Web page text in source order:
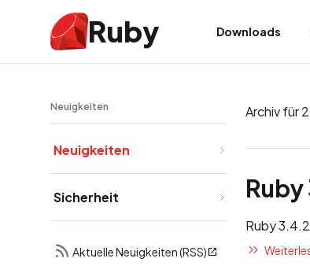
Ruby Downloads
Neuigkeiten
Neuigkeiten
Sicherheit
Aktuelle Neuigkeiten (RSS)
Archiv für
Ruby